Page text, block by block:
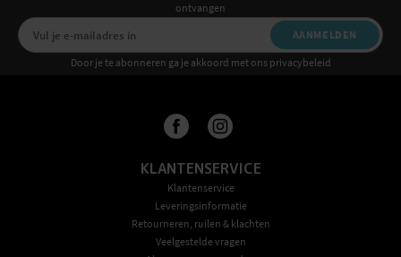
ontvangen
AANMELDEN
Door je te abonneren ga je akkoord met ons privacybeleid
KLANTENSERVICE
Klantenservice
Leveringsinformatie
Retourneren, ruilen & klachten
Veelgestelde vragen